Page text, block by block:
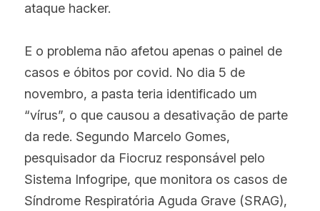
ataque hacker.
E o problema não afetou apenas o painel de
casos e óbitos por covid. No dia 5 de
novembro, a pasta teria identificado um
“vírus”, o que causou a desativação de parte
da rede. Segundo Marcelo Gomes,
pesquisador da Fiocruz responsável pelo
Sistema Infogripe, que monitora os casos de
Síndrome Respiratória Aguda Grave (SRAG),